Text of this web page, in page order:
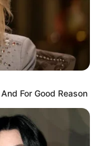
For Good Reason